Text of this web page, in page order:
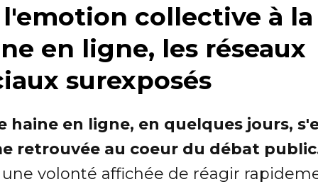
l'emotion collective à la
en ligne, les réseaux
surexposés
haine en ligne, en quelques jours,
retrouvée au coeur du débat
une volonté affichée de réagir